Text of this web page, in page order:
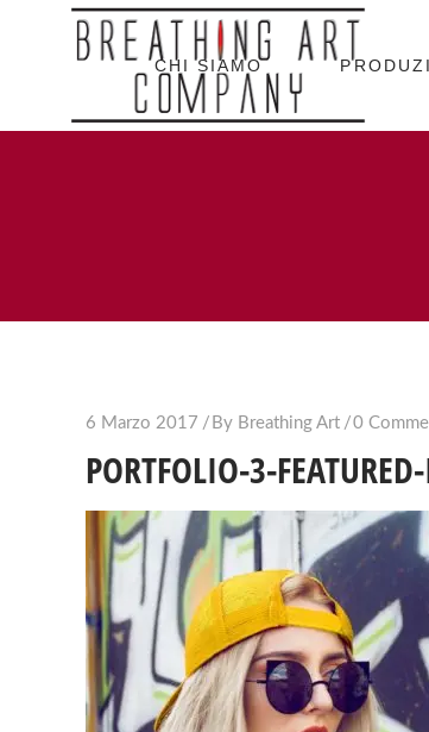
CHI SIAMO
6 Marzo 2017 By Breathing Art 0
PORTFOLIO-3-